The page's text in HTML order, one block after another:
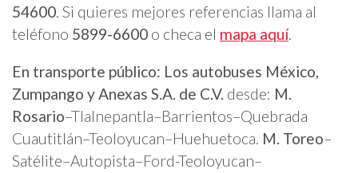
54600. Si quieres mejores referencias llama al
teléfono 5899-6600 o checa el mapa aquí.
En transporte público: Los autobuses México,
Zumpango y Anexas S.A. de C.V. desde: M.
Rosario–Tlalnepantla–Barrientos–Quebrada
Cuautitlán–Teoloyucan–Huehuetoca. M. Toreo–
Satélite–Autopista–Ford-Teoloyucan–